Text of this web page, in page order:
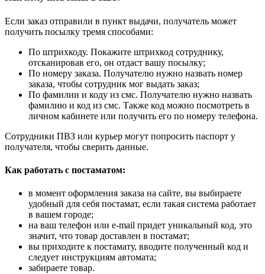
Если заказ отправили в пункт выдачи, получатель может
получить посылку тремя способами:
По штрихкоду. Покажите штрихкод сотруднику,
отсканировав его, он отдаст вашу посылку;
По номеру заказа. Получателю нужно назвать номер
заказа, чтобы сотрудник мог выдать заказ;
По фамилии и коду из смс. Получателю нужно назвать
фамилию и код из смс. Также код можно посмотреть в
личном кабинете или получить его по номеру телефона.
Сотрудники ПВЗ или курьер могут попросить паспорт у
получателя, чтобы сверить данные.
Как работать с постаматом:
в момент оформления заказа на сайте, вы выбираете
удобный для себя постамат, если такая система работает
в вашем городе;
на ваш телефон или e-mail придет уникальный код, это
значит, что товар доставлен в постамат;
вы приходите к постамату, вводите полученный код и
следует инструкциям автомата;
забираете товар.